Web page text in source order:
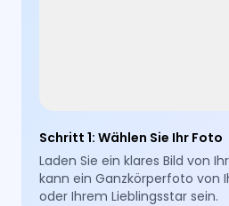
Schritt 1:Wählen Sie Ihr Foto
Laden Sie ein klares Bild von
kann ein Ganzkörperfoto von
oder Ihrem Lieblingsstar sein.